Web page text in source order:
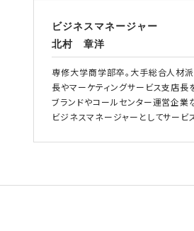
ビジネスマネージャー
北村 章洋
専修大学商学部卒。大手総合人材
長やマーケティングサービス支店長
ブランドやコールセンター運営企業
ビジネスマネージャーとしてサービ